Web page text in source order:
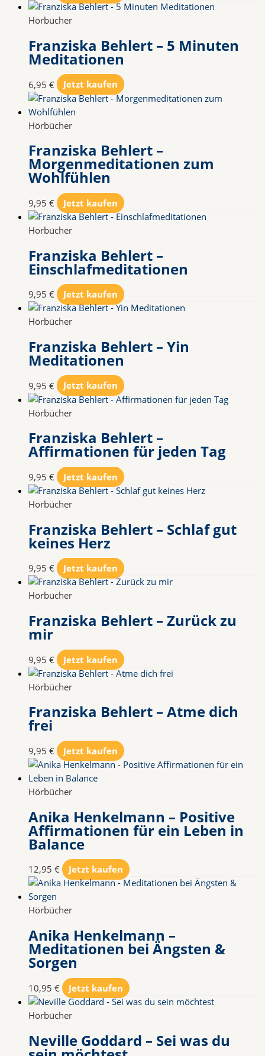
Hörbücher
Franziska Behlert – 5 Minuten
Meditationen
6,95 € Jetzt kaufen
Hörbücher
Franziska Behlert –
Morgenmeditationen zum
Wohlfühlen
9,95 € Jetzt kaufen
Hörbücher
Franziska Behlert –
Einschlafmeditationen
9,95 € Jetzt kaufen
Hörbücher
Franziska Behlert – Yin
Meditationen
9,95 € Jetzt kaufen
Hörbücher
Franziska Behlert –
Affirmationen für jeden Tag
9,95 € Jetzt kaufen
Hörbücher
Franziska Behlert – Schlaf gut
keines Herz
9,95 € Jetzt kaufen
Hörbücher
Franziska Behlert – Zurück zu
mir
9,95 € Jetzt kaufen
Hörbücher
Franziska Behlert – Atme dich
frei
9,95 € Jetzt kaufen
Hörbücher
Anika Henkelmann – Positive
Affirmationen für ein Leben in
Balance
12,95 € Jetzt kaufen
Hörbücher
Anika Henkelmann –
Meditationen bei Ängsten &
Sorgen
10,95 € Jetzt kaufen
Hörbücher
Neville Goddard – Sei was du